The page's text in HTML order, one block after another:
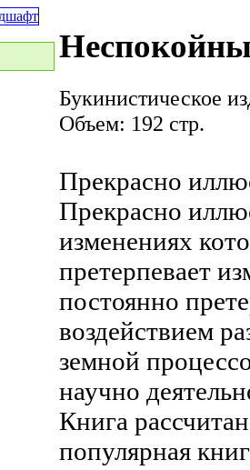
Букинистическое
Объем: 192 стр.
Прекрасно
Прекрасно
изменениях
претерпевает
постоянно
воздействием
земной
научно
Книга
популярная